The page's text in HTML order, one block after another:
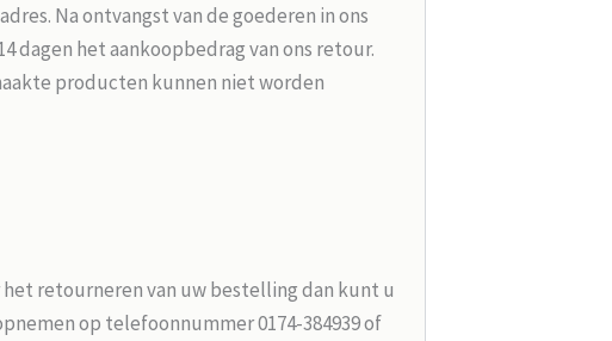
Na ontvangst van de goederen in ons
dagen het aankoopbedrag van ons retour.
producten kunnen niet worden
retourneren van uw bestelling dan kunt u
op telefoonnummer 0174-384939 of